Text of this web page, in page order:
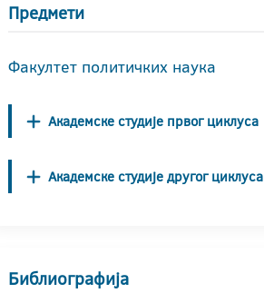
Предмети
Факултет политичких наука
Академске студије првог циклуса
Академске студије другог циклуса
Библиографија